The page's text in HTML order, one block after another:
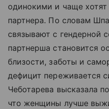
одинокими и чаще хотят
партнера. По словам
связывают с гендерной
партнерша становится
близости, заботы и
дефицит переживается
Чеботарева высказала
что женщины лучше